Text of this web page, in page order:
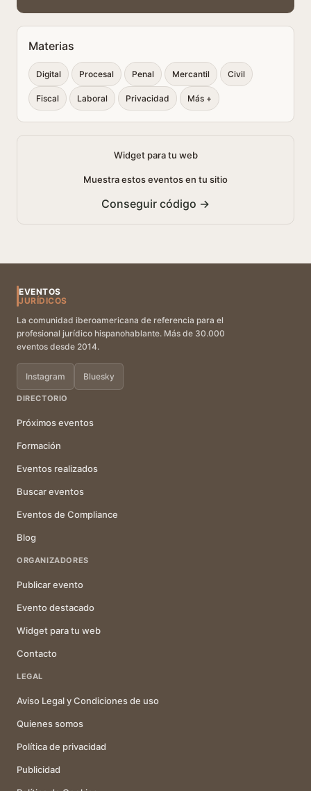
Materias
Digital Procesal Penal Mercantil Civil
Fiscal Laboral Privacidad Más +
Widget para tu web
Muestra estos eventos en tu sitio
Conseguir código →
EVENTOS
JURÍDICOS
La comunidad iberoamericana de referencia para el
profesional jurídico hispanohablante. Más de 30.000
eventos desde 2014.
Instagram Bluesky
DIRECTORIO
Próximos eventos
Formación
Eventos realizados
Buscar eventos
Eventos de Compliance
Blog
ORGANIZADORES
Publicar evento
Evento destacado
Widget para tu web
Contacto
LEGAL
Aviso Legal y Condiciones de uso
Quienes somos
Política de privacidad
Publicidad